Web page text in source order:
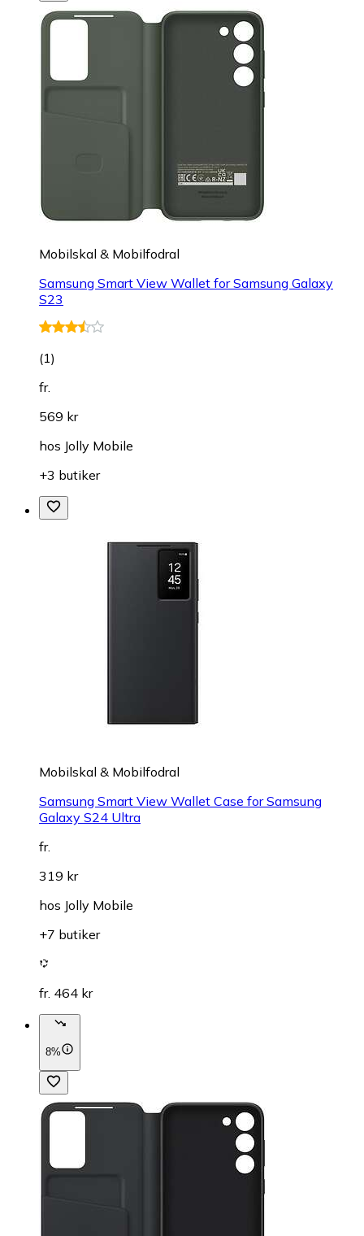
Mobilskal & Mobilfodral
Samsung Smart View Wallet for Samsung Galaxy
S23
(1)
fr.
569 kr
hos Jolly Mobile
+3 butiker
Mobilskal & Mobilfodral
Samsung Smart View Wallet Case for Samsung
Galaxy S24 Ultra
fr.
319 kr
hos Jolly Mobile
+7 butiker
fr. 464 kr
8%